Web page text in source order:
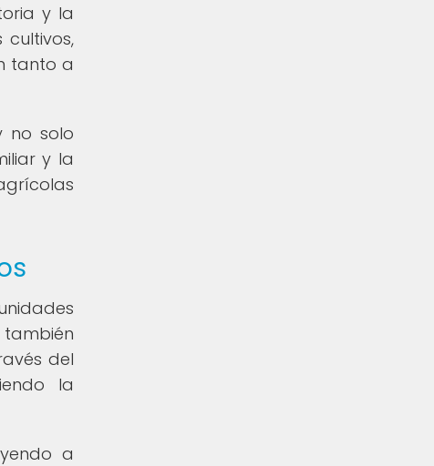
y la
tanto a
no solo
y la
del
la
a